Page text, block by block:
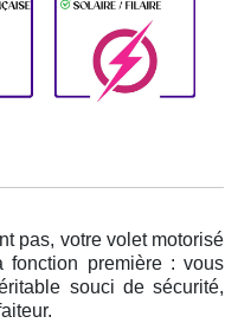
pas, votre volet motorisé
fonction première : vous
souci de sécurité,